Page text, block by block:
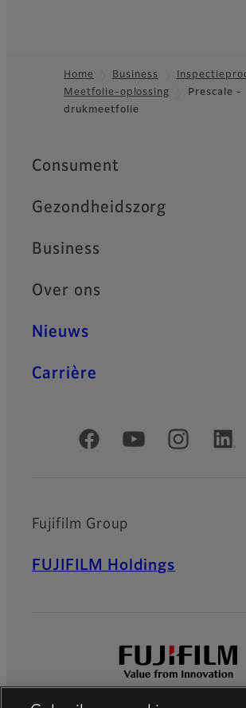
Footer
Home Business
Meetfolie-oplossing
Prescale -
drukmeetfolie
Quick Links
Consument
Gezondheidszorg
Business
Over ons
Nieuws
Carrière
Officiële sociale media
Fujifilm Group
FUJIFILM Holdings